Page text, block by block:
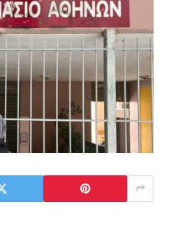
μια νέα, σύγχρονη
παιδική χαρά
απάτες με λεία
στην Αττική
Πέθανε ένας από
εγκαυματίες της